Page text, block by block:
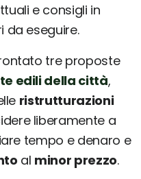
e consigli in
da eseguire.
tre proposte
edili della città,
ristrutturazioni
liberamente a
tempo e denaro e
al minor prezzo.